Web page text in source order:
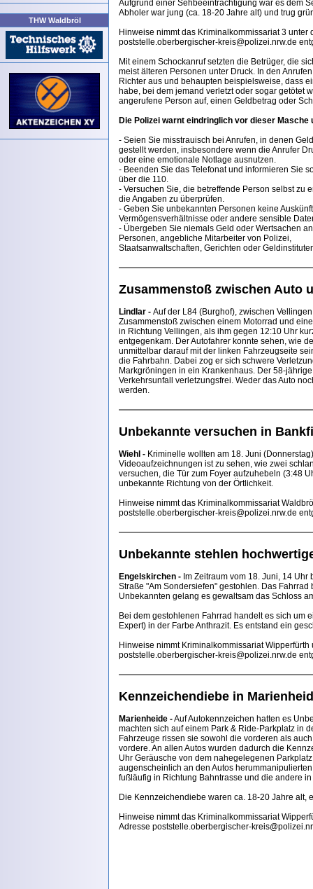
THW Waldbröl
Aufgrund einer Sehbeeinträchtigung war es dem
Abholer war jung (ca. 18-20 Jahre alt) und trug
Hinweise nimmt das Kriminalkommissariat 3
poststelle.oberbergischer-kreis@polizei.nrw.de
Mit einem Schockanruf setzten die Betrüger, die
meist älteren Personen unter Druck. In den
Richter aus und behaupten beispielsweise, dass
habe, bei dem jemand verletzt oder sogar getötet
angerufene Person auf, einen Geldbetrag oder
Die Polizei warnt eindringlich vor dieser Masche
- Seien Sie misstrauisch bei Anrufen, in denen
gestellt werden, insbesondere wenn die Anrufer
oder eine emotionale Notlage ausnutzen.
- Beenden Sie das Telefonat und informieren Sie
über die 110.
- Versuchen Sie, die betreffende Person selbst zu
die Angaben zu überprüfen.
- Geben Sie unbekannten Personen keine
Vermögensverhältnisse oder andere sensible
- Übergeben Sie niemals Geld oder Wertsachen
Personen, angebliche Mitarbeiter von Polizei,
Staatsanwaltschaften, Gerichten oder
Zusammenstoß zwischen Auto
Lindlar - Auf der L84 (Burghof), zwischen
Zusammenstoß zwischen einem Motorrad und
in Richtung Vellingen, als ihm gegen 12:10 Uhr
entgegenkam. Der Autofahrer konnte sehen, wie
unmittelbar darauf mit der linken Fahrzeugseite
die Fahrbahn. Dabei zog er sich schwere
Markgröningen in ein Krankenhaus. Der 58-
Verkehrsunfall verletzungsfrei. Weder das Auto
werden.
Unbekannte versuchen in
Wiehl - Kriminelle wollten am 18. Juni
Videoaufzeichnungen ist zu sehen, wie zwei
versuchen, die Tür zum Foyer aufzuhebeln (3:48
unbekannte Richtung von der Örtlichkeit.
Hinweise nimmt das Kriminalkommissariat
poststelle.oberbergischer-kreis@polizei.nrw.de
Unbekannte stehlen
Engelskirchen - Im Zeitraum vom 18. Juni, 14
Straße "Am Sondersiefen" gestohlen. Das
Unbekannten gelang es gewaltsam das Schloss
Bei dem gestohlenen Fahrrad handelt es sich um
Expert) in der Farbe Anthrazit. Es entstand ein
Hinweise nimmt Kriminalkommissariat
poststelle.oberbergischer-kreis@polizei.nrw.de
Kennzeichendiebe in
Marienheide -Auf Autokennzeichen hatten es
machten sich auf einem Park & Ride-Parkplatz in
Fahrzeuge rissen sie sowohl die vorderen als
vordere. An allen Autos wurden dadurch die
Uhr Geräusche von dem nahegelegenen
augenscheinlich an den Autos
fußläufig in Richtung Bahntrasse und die andere
Die Kennzeichendiebe waren ca. 18-20 Jahre alt,
Hinweise nimmt das Kriminalkommissariat
Adresse poststelle.oberbergischer-